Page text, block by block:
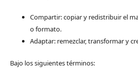
Compartir: copiar y redistribuir el
o formato.
Adaptar: remezclar, transformar y
Bajo los siguientes términos: